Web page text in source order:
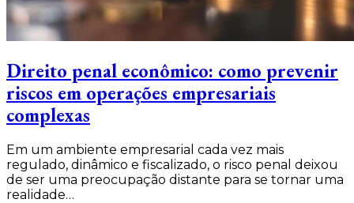
Direito penal econômico: como prevenir
riscos em operações empresariais
complexas
Em um ambiente empresarial cada vez mais
regulado, dinâmico e fiscalizado, o risco penal deixou
de ser uma preocupação distante para se tornar uma
realidade…